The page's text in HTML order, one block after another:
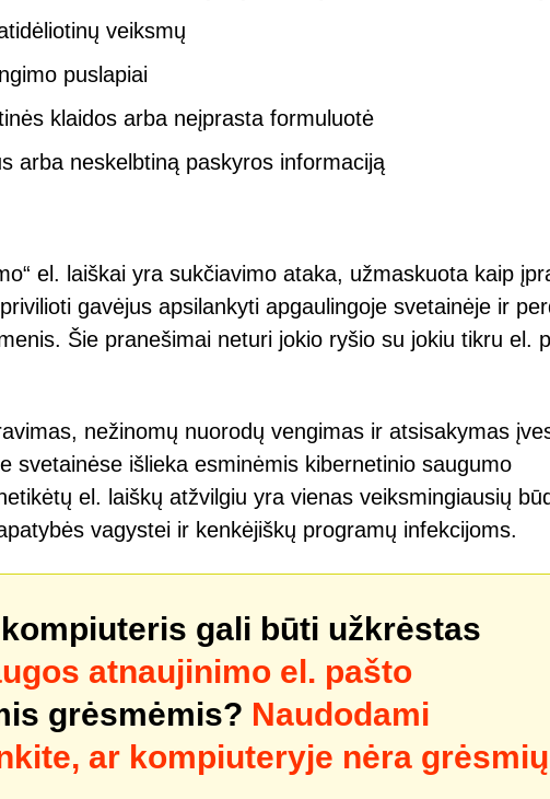
veiksmų
puslapiai
klaidos arba neįprasta formuluotė
arba neskelbtiną paskyros informaciją
el. laiškai yra sukčiavimo ataka, užmaskuota kaip
gavėjus apsilankyti apgaulingoje svetainėje ir
Šie pranešimai neturi jokio ryšio su jokiu tikru el.
nežinomų nuorodų vengimas ir atsisakymas
svetainėse išlieka esminėmis kibernetinio saugumo
el. laiškų atžvilgiu yra vienas veiksmingiausių
vagystei ir kenkėjiškų programų infekcijoms.
gali būti užkrėstas
atnaujinimo el. pašto
grėsmėmis? Naudodami
ar kompiuteryje nėra grėsmių